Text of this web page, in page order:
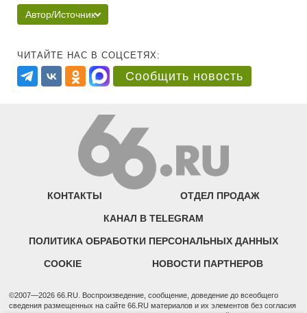
Автор/Источник
ЧИТАЙТЕ НАС В СОЦСЕТЯХ:
Сообщить новость
КОНТАКТЫ ОТДЕЛ ПРОДАЖ
КАНАЛ В TELEGRAM
ПОЛИТИКА ОБРАБОТКИ ПЕРСОНАЛЬНЫХ ДАННЫХ
COOKIE НОВОСТИ ПАРТНЕРОВ
©2007—2026 66.RU. Воспроизведение, сообщение, доведение до всеобщего
сведения размещенных на сайте 66.RU материалов и их элементов без согласия